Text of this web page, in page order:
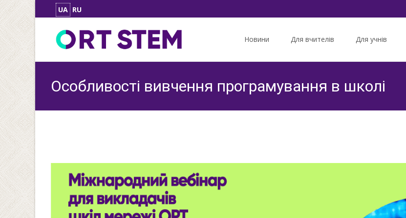
UA RU
Новини Для вчителів Для учнів
Особливості вивчення програмування в школі